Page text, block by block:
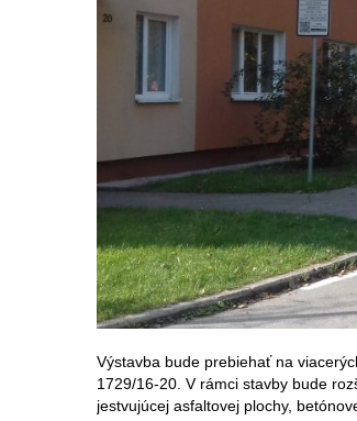
Výstavba bude prebiehať na
1729/16-20. V rámci stavby bude
jestvujúcej asfaltovej plochy,